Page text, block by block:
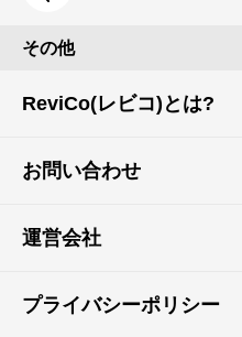
その他
ReviCo(レビコ)とは?
お問い合わせ
運営会社
プライバシーポリシー